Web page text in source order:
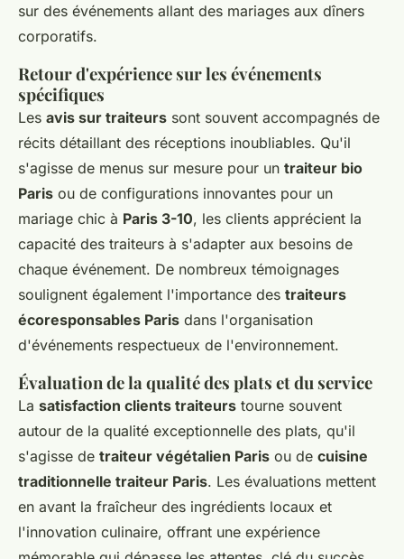
sur des événements allant des mariages aux dîners
corporatifs.
Retour d'expérience sur les événements
spécifiques
Les avis sur traiteurs sont souvent accompagnés de
récits détaillant des réceptions inoubliables. Qu'il
s'agisse de menus sur mesure pour un traiteur bio
Paris ou de configurations innovantes pour un
mariage chic à Paris 3-10, les clients apprécient la
capacité des traiteurs à s'adapter aux besoins de
chaque événement. De nombreux témoignages
soulignent également l'importance des traiteurs
écoresponsables Paris dans l'organisation
d'événements respectueux de l'environnement.
Évaluation de la qualité des plats et du service
La satisfaction clients traiteurs tourne souvent
autour de la qualité exceptionnelle des plats, qu'il
s'agisse de traiteur végétalien Paris ou de cuisine
traditionnelle traiteur Paris. Les évaluations mettent
en avant la fraîcheur des ingrédients locaux et
l'innovation culinaire, offrant une expérience